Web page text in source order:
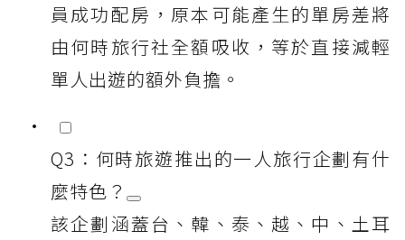
員成功配房，原本可能產生的單房差將
由何時旅行社全額吸收，等於直接減輕
單人出遊的額外負擔。
Q3：何時旅遊推出的一人旅行企劃有什
麼特色？
該企劃涵蓋台、韓、泰、越、中、土耳